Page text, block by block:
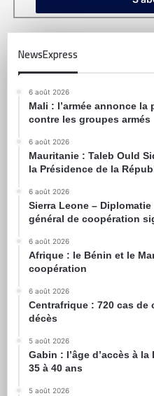
NewsExpress
6 août 2026
Mali : l’armée annonce
contre les groupes armés
6 août 2026
Mauritanie : Taleb Ould
la Présidence de la
6 août 2026
Sierra Leone –
général de coopération
6 août 2026
Afrique : le Bénin et le
coopération
6 août 2026
Centrafrique : 720 cas de
décès
5 août 2026
Gabin : l’âge d’accès à
35 à 40 ans
5 août 2026